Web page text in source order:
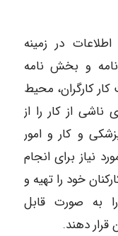
در زمینه
نامه و بخش نامه
کارگران، محیط
ناشی از کار را از
و کار و امور
نیاز برای انجام
خود را تهیه و
به صورت قابل
قرار دهند.